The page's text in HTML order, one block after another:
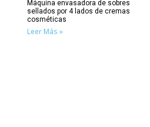
Máquina envasadora de sobres
sellados por 4 lados de cremas
cosméticas
Leer Más »